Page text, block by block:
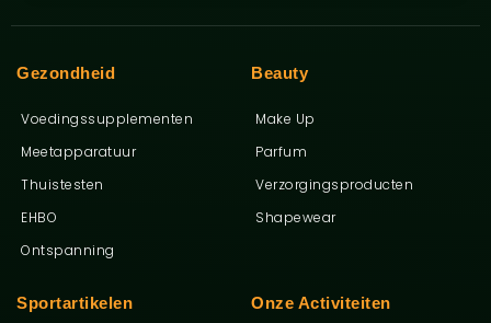
Onze Activiteiten
Sportartikelen
Beauty
Make Up
Parfum
Verzorgingsproducten
Shapewear
Gezondheid
Voedingssupplementen
Meetapparatuur
Thuistesten
EHBO
Ontspanning